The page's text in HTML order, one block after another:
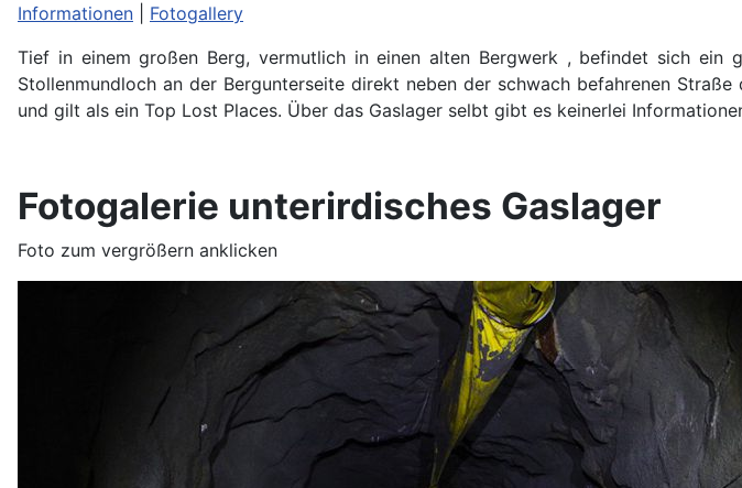
Informationen
Fotogallery
Tief in einem großen Berg, vermutlich in einen alten Bergwerk , befindet sich ein
Stollenmundloch an der Bergunterseite direkt neben der schwach befahrenen
und gilt als ein Top Lost Places. Über das Gaslager selbt gibt es keinerlei
Fotogalerie unterirdisches Gaslager
Foto zum vergrößern anklicken